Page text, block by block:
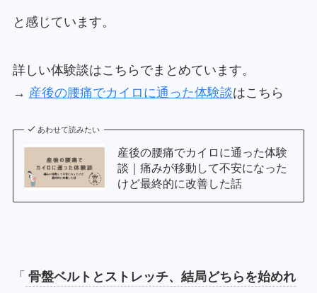
と感じています。
詳しい体験談はこちらでまとめています。
→ 産後の腰痛でカイロに通った体験談はこちら
あわせて読みたい
産後の腰痛でカイロに通った体験
談｜痛みが移動して不安になった
けど最終的に改善した話
「 骨盤ベルトとストレッチ、結局どちらを始めれ